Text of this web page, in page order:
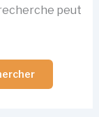
peut